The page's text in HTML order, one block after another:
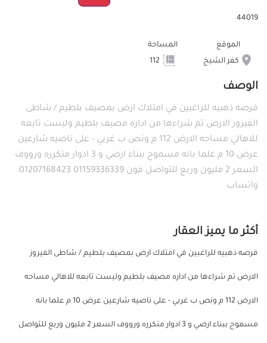
44019
الموقع
كفر الشيخ
المساحة
الوصف
فرصه ذهبيه للراغبين في امتلاك ارض بمصيف بلطيم / شاطى
الفيروز الارض تم شراءها من اداره مصيف بلطيم وليست تابعه
للاهالي مساحه الارض 112 م ونص ب غربي - على ناصيه شارعين
عرض 10 م علما بانه مسموح ببناء ارضي و 3 ادوار متكرره ورووف
السعر 2 مليون وربع للتواصل فون 01159336339 01207168423.
واتساب
أكثر ما يميز العقار
فرصه ذهبيه للراغبين في امتلاك ارض بمصيف بلطيم / شاطى الفيروز
الارض تم شراءها من اداره مصيف بلطيم وليست تابعه للاهالي مساحه
الارض 112 م ونص ب غربي - على ناصيه شارعين عرض 10 م علما بانه
مسموح ببناء ارضي و 3 ادوار متكرره ورووف السعر 2 مليون وربع للتواصل